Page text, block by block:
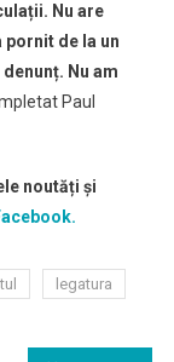
Nu are
pornit de la un
Nu am
Paul
noutăți și
legatura